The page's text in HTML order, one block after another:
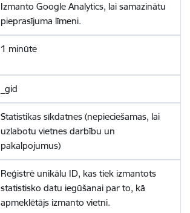
Izmanto Google Analytics, lai samazinātu
pieprasījuma līmeni.
1 minūte
_gid
Statistikas sīkdatnes (nepieciešamas, lai
uzlabotu vietnes darbību un
pakalpojumus)
Reģistrē unikālu ID, kas tiek izmantots
statistisko datu iegūšanai par to, kā
apmeklētājs izmanto vietni.